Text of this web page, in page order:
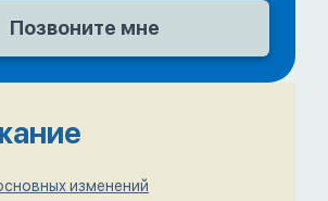
изменений